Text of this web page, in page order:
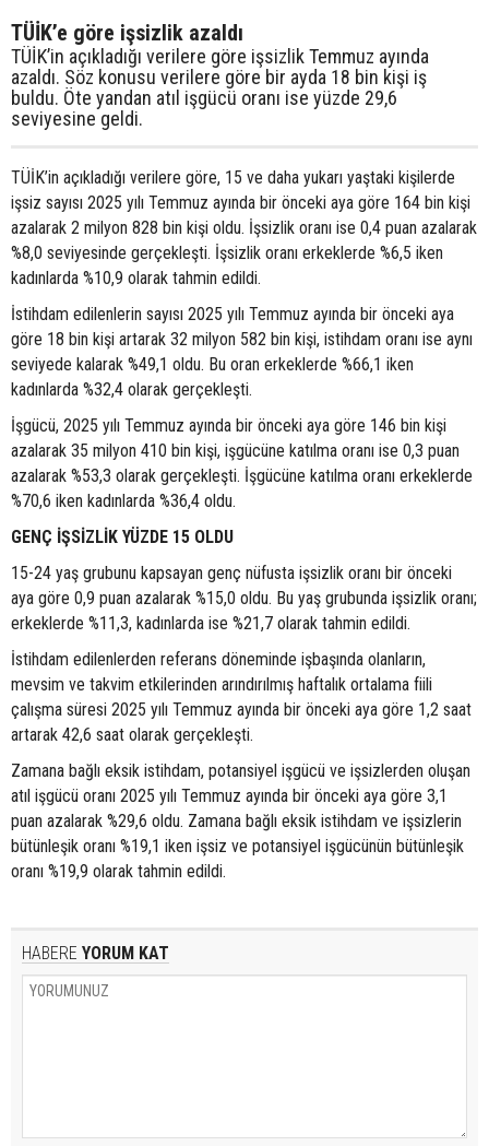
TÜİK’e göre işsizlik azaldı
TÜİK’in açıkladığı verilere göre işsizlik Temmuz ayında
azaldı. Söz konusu verilere göre bir ayda 18 bin kişi iş
buldu. Öte yandan atıl işgücü oranı ise yüzde 29,6
seviyesine geldi.
TÜİK’in açıkladığı verilere göre, 15 ve daha yukarı yaştaki kişilerde
işsiz sayısı 2025 yılı Temmuz ayında bir önceki aya göre 164 bin kişi
azalarak 2 milyon 828 bin kişi oldu. İşsizlik oranı ise 0,4 puan azalarak
%8,0 seviyesinde gerçekleşti. İşsizlik oranı erkeklerde %6,5 iken
kadınlarda %10,9 olarak tahmin edildi.
İstihdam edilenlerin sayısı 2025 yılı Temmuz ayında bir önceki aya
göre 18 bin kişi artarak 32 milyon 582 bin kişi, istihdam oranı ise aynı
seviyede kalarak %49,1 oldu. Bu oran erkeklerde %66,1 iken
kadınlarda %32,4 olarak gerçekleşti.
İşgücü, 2025 yılı Temmuz ayında bir önceki aya göre 146 bin kişi
azalarak 35 milyon 410 bin kişi, işgücüne katılma oranı ise 0,3 puan
azalarak %53,3 olarak gerçekleşti. İşgücüne katılma oranı erkeklerde
%70,6 iken kadınlarda %36,4 oldu.
GENÇ İŞSİZLİK YÜZDE 15 OLDU
15-24 yaş grubunu kapsayan genç nüfusta işsizlik oranı bir önceki
aya göre 0,9 puan azalarak %15,0 oldu. Bu yaş grubunda işsizlik oranı;
erkeklerde %11,3, kadınlarda ise %21,7 olarak tahmin edildi.
İstihdam edilenlerden referans döneminde işbaşında olanların,
mevsim ve takvim etkilerinden arındırılmış haftalık ortalama fiili
çalışma süresi 2025 yılı Temmuz ayında bir önceki aya göre 1,2 saat
artarak 42,6 saat olarak gerçekleşti.
Zamana bağlı eksik istihdam, potansiyel işgücü ve işsizlerden oluşan
atıl işgücü oranı 2025 yılı Temmuz ayında bir önceki aya göre 3,1
puan azalarak %29,6 oldu. Zamana bağlı eksik istihdam ve işsizlerin
bütünleşik oranı %19,1 iken işsiz ve potansiyel işgücünün bütünleşik
oranı %19,9 olarak tahmin edildi.
HABERE YORUM KAT